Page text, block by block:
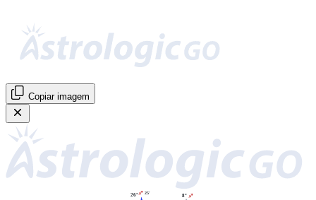
Copiar imagem
I
8°
I
26° 25'